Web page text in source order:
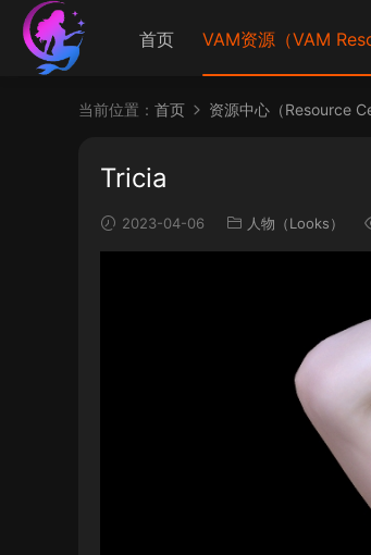
首页 VAM资源（VAM
当前位置： 首页 资源中心（Resource
Tricia
2023-04-06 人物（Looks）